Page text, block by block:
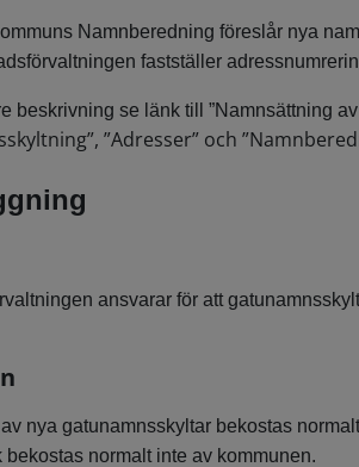
Namnberedning föreslår nya
fastställer
beskrivning se länk till ”Namnsättning av
”Adresser” och
ansvarar för att
nya gatunamnsskyltar bekostas
bekostas normalt inte av kommunen.